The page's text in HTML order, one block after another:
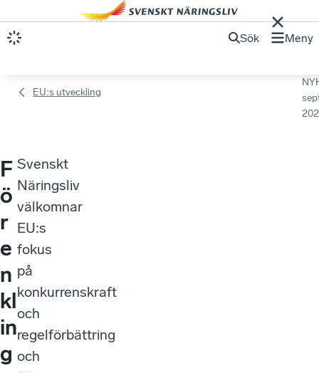
Sök Meny
EU:s utveckling
F
ö
r
e
n
kl
in
g
Svenskt
Näringsliv
välkomnar
EU:s
fokus
på
konkurrenskraft
och
regelförbättring
och